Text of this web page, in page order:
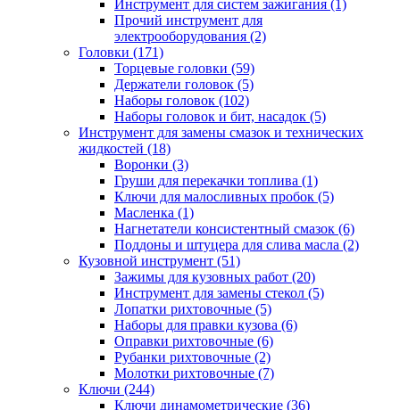
Инструмент для систем зажигания (1)
Прочий инструмент для
электрооборудования (2)
Головки (171)
Торцевые головки (59)
Держатели головок (5)
Наборы головок (102)
Наборы головок и бит, насадок (5)
Инструмент для замены смазок и технических
жидкостей (18)
Воронки (3)
Груши для перекачки топлива (1)
Ключи для малосливных пробок (5)
Масленка (1)
Нагнетатели консистентный смазок (6)
Поддоны и штуцера для слива масла (2)
Кузовной инструмент (51)
Зажимы для кузовных работ (20)
Инструмент для замены стекол (5)
Лопатки рихтовочные (5)
Наборы для правки кузова (6)
Оправки рихтовочные (6)
Рубанки рихтовочные (2)
Молотки рихтовочные (7)
Ключи (244)
Ключи динамометрические (36)